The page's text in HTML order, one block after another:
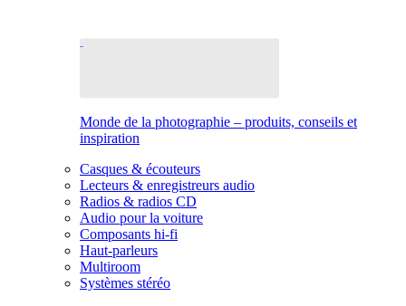
Monde de la photographie – produits, conseils et
inspiration
Casques & écouteurs
Lecteurs & enregistreurs audio
Radios & radios CD
Audio pour la voiture
Composants hi-fi
Haut-parleurs
Multiroom
Systèmes stéréo